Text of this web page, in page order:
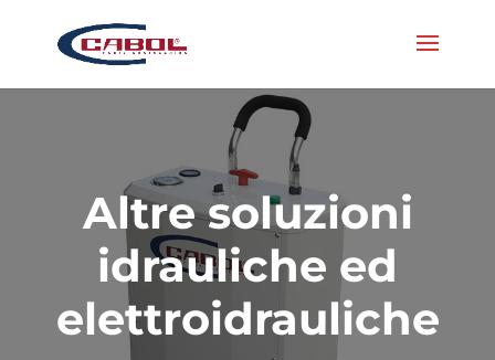
Altre soluzioni
idrauliche ed
elettroidrauliche